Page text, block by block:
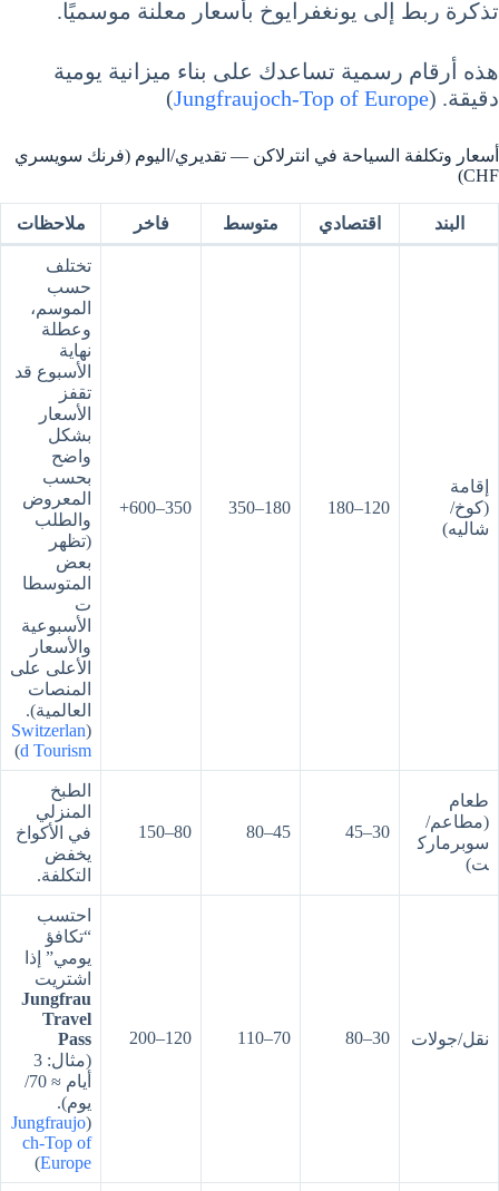
تذكرة ربط إلى يونغفرايوخ بأسعار معلنة موسميًا.
هذه أرقام رسمية تساعدك على بناء ميزانية يومية
دقيقة. (Jungfraujoch-Top of Europe
)
أسعار وتكلفة السياحة في انترلاكن — تقديري/اليوم (فرنك سويسري
CHF)
البند اقتصادي متوسط فاخر ملاحظات
إقامة
(كوخ/
شاليه)
120–180
180–350
350–600+
تختلف
حسب
الموسم،
وعطلة
نهاية
الأسبوع قد
تقفز
الأسعار
بشكل
واضح
بحسب
المعروض
والطلب
(تظهر
بعض
المتوسطا
ت
الأسبوعية
والأسعار
الأعلى على
المنصات
العالمية).
(
Switzerlan
d Tourism
)
طعام
(مطاعم/
سوبرمارك
ت)
30–45
45–80
80–150
الطبخ
المنزلي
في الأكواخ
يخفض
التكلفة.
نقل/جولات 30–80
70–110
120–200
احتسب
“تكافؤ
يومي” إذا
اشتريت
Jungfrau
Travel
Pass
(مثال: 3
أيام ≈ 70/
يوم).
(
Jungfraujo
ch-Top of
Europe
)